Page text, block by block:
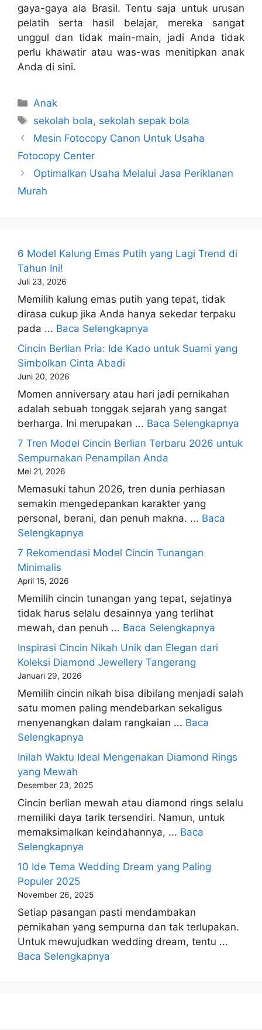
gaya-gaya ala Brasil. Tentu saja untuk urusan
pelatih serta hasil belajar, mereka sangat
unggul dan tidak main-main, jadi Anda tidak
perlu khawatir atau was-was menitipkan anak
Anda di sini.
Kategori
Anak
Tag
sekolah bola, sekolah sepak bola
Mesin Fotocopy Canon Untuk Usaha
Fotocopy Center
Optimalkan Usaha Melalui Jasa Periklanan
Murah
6 Model Kalung Emas Putih yang Lagi Trend di
Tahun Ini!
Juli 23, 2026
Memilih kalung emas putih yang tepat, tidak
dirasa cukup jika Anda hanya sekedar terpaku
pada ... Baca Selengkapnya
Cincin Berlian Pria: Ide Kado untuk Suami yang
Simbolkan Cinta Abadi
Juni 20, 2026
Momen anniversary atau hari jadi pernikahan
adalah sebuah tonggak sejarah yang sangat
berharga. Ini merupakan ... Baca Selengkapnya
7 Tren Model Cincin Berlian Terbaru 2026 untuk
Sempurnakan Penampilan Anda
Mei 21, 2026
Memasuki tahun 2026, tren dunia perhiasan
semakin mengedepankan karakter yang
personal, berani, dan penuh makna. ... Baca
Selengkapnya
7 Rekomendasi Model Cincin Tunangan
Minimalis
April 15, 2026
Memilih cincin tunangan yang tepat, sejatinya
tidak harus selalu desainnya yang terlihat
mewah, dan penuh ... Baca Selengkapnya
Inspirasi Cincin Nikah Unik dan Elegan dari
Koleksi Diamond Jewellery Tangerang
Januari 29, 2026
Memilih cincin nikah bisa dibilang menjadi salah
satu momen paling mendebarkan sekaligus
menyenangkan dalam rangkaian ... Baca
Selengkapnya
Inilah Waktu Ideal Mengenakan Diamond Rings
yang Mewah
Desember 23, 2025
Cincin berlian mewah atau diamond rings selalu
memiliki daya tarik tersendiri. Namun, untuk
memaksimalkan keindahannya, ... Baca
Selengkapnya
10 Ide Tema Wedding Dream yang Paling
Populer 2025
November 26, 2025
Setiap pasangan pasti mendambakan
pernikahan yang sempurna dan tak terlupakan.
Untuk mewujudkan wedding dream, tentu ...
Baca Selengkapnya